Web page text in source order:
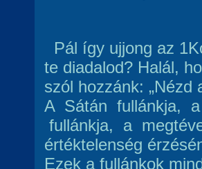
Pál így ujjong az
te diadalod? Halál,
szól hozzánk:
A Sátán fullánkja,
fullánkja, a
értéktelenség
Ezek a fullánkok